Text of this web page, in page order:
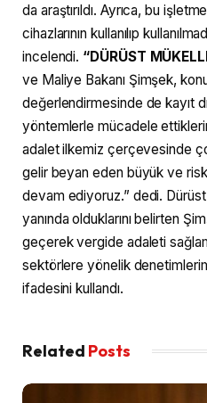
da araştırıldı. Ayrıca, bu
cihazlarının kullanılıp
incelendi. “DÜRÜST
ve Maliye Bakanı Şimşek,
değerlendirmesinde de kayıt
yöntemlerle mücadele
adalet ilkemiz çerçevesinde
gelir beyan eden büyük ve
devam ediyoruz.” dedi.
yanında olduklarını belirten
geçerek vergide adaleti
sektörlere yönelik
ifadesini kullandı.
Related Posts